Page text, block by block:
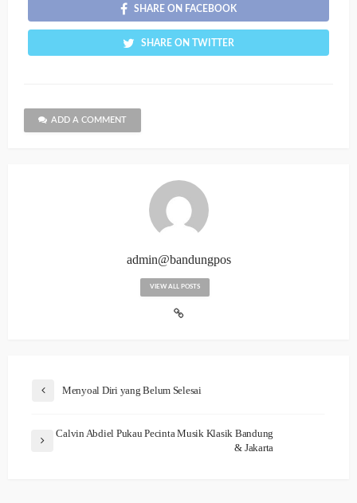
SHARE ON FACEBOOK
SHARE ON TWITTER
ADD A COMMENT
admin@bandungpos
VIEW ALL POSTS
Menyoal Diri yang Belum Selesai
Calvin Abdiel Pukau Pecinta Musik Klasik Bandung
& Jakarta